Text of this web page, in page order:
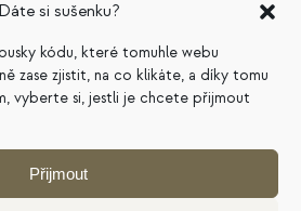
Dáte si sušenku?
kódu, které tomuhle webu
zase zjistit, na co klikáte, a díky tomu
vyberte si, jestli je chcete přijmout
Přijmout
druhou.
Přidat
do
košíku